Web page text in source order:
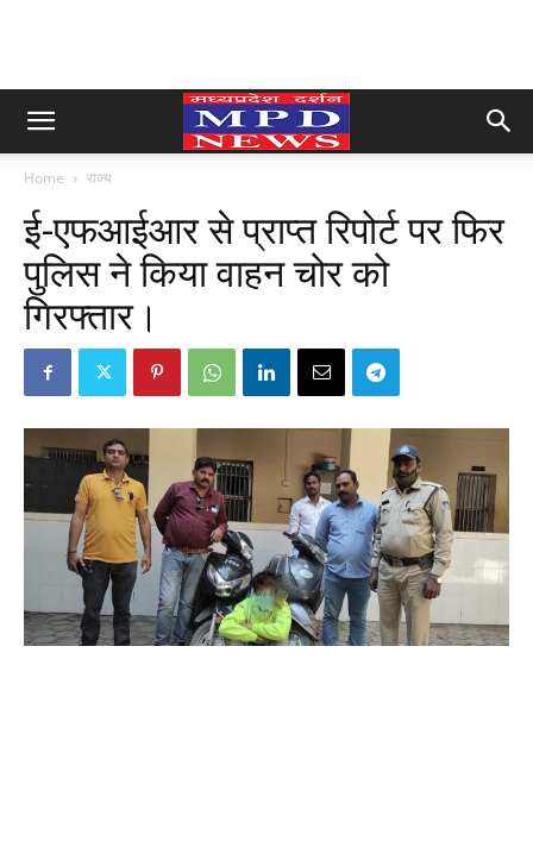
Home राज्य
ई-एफआईआर से प्राप्त रिपोर्ट पर फिर
पुलिस ने किया वाहन चोर को
गिरफ्तार।